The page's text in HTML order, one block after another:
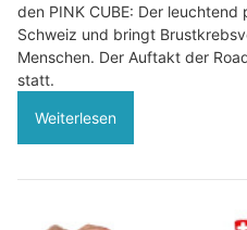
den PINK CUBE: Der
Schweiz und bringt
Menschen. Der Auftakt der
statt.
Weiterlesen